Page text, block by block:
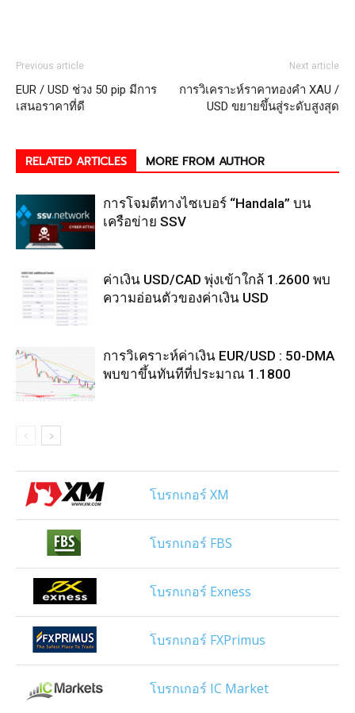
Previous article
EUR / USD ช่วง 50 pip มีการ
เสนอราคาที่ดี
Next article
การวิเคราะห์ราคาทองคำ XAU /
USD ขยายขึ้นสู่ระดับสูงสุด
RELATED ARTICLES MORE FROM AUTHOR
การโจมตีทางไซเบอร์ “Handala” บน
เครือข่าย SSV
ค่าเงิน USD/CAD พุ่งเข้าใกล้ 1.2600 พบ
ความอ่อนตัวของค่าเงิน USD
การวิเคราะห์ค่าเงิน EUR/USD : 50-DMA
พบขาขึ้นทันทีที่ประมาณ 1.1800
โบรกเกอร์ XM
โบรกเกอร์ FBS
โบรกเกอร์ Exness
โบรกเกอร์ FXPrimus
โบรกเกอร์ IC Market